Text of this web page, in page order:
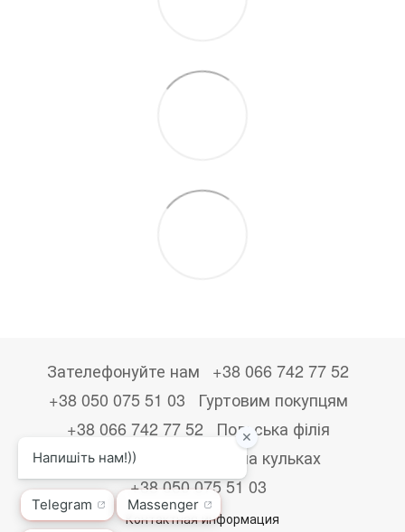
Зателефонуйте нам
+38 066 742 77 52
+38 050 075 51 03
Гуртовим покупцям
+38 066 742 77 52
Польська філія
+48533867723
Друк на кульках
+38 050 075 51 03
Контактная информация